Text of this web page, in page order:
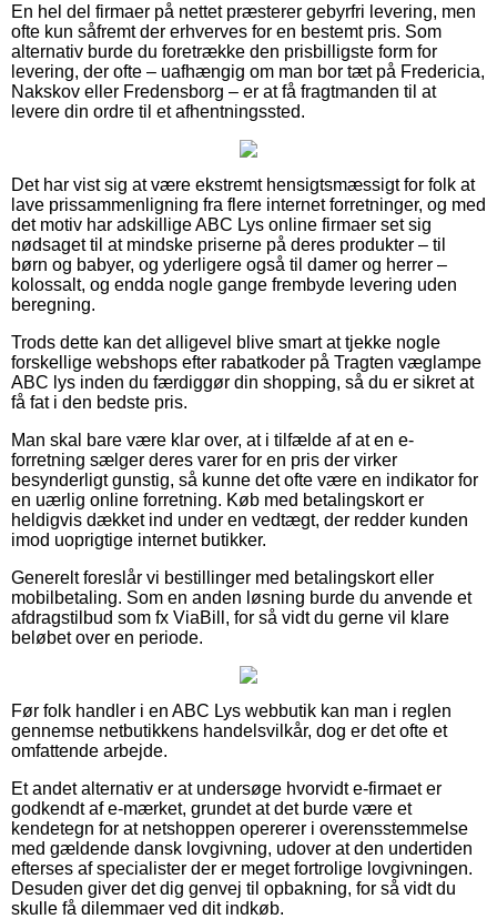
En hel del firmaer på nettet præsterer gebyrfri levering, men
ofte kun såfremt der erhverves for en bestemt pris. Som
alternativ burde du foretrække den prisbilligste form for
levering, der ofte – uafhængig om man bor tæt på Fredericia,
Nakskov eller Fredensborg – er at få fragtmanden til at
levere din ordre til et afhentningssted.
Det har vist sig at være ekstremt hensigtsmæssigt for folk at
lave prissammenligning fra flere internet forretninger, og med
det motiv har adskillige ABC Lys online firmaer set sig
nødsaget til at mindske priserne på deres produkter – til
børn og babyer, og yderligere også til damer og herrer –
kolossalt, og endda nogle gange frembyde levering uden
beregning.
Trods dette kan det alligevel blive smart at tjekke nogle
forskellige webshops efter rabatkoder på Tragten væglampe
ABC lys inden du færdiggør din shopping, så du er sikret at
få fat i den bedste pris.
Man skal bare være klar over, at i tilfælde af at en e-
forretning sælger deres varer for en pris der virker
besynderligt gunstig, så kunne det ofte være en indikator for
en uærlig online forretning. Køb med betalingskort er
heldigvis dækket ind under en vedtægt, der redder kunden
imod uoprigtige internet butikker.
Generelt foreslår vi bestillinger med betalingskort eller
mobilbetaling. Som en anden løsning burde du anvende et
afdragstilbud som fx ViaBill, for så vidt du gerne vil klare
beløbet over en periode.
Før folk handler i en ABC Lys webbutik kan man i reglen
gennemse netbutikkens handelsvilkår, dog er det ofte et
omfattende arbejde.
Et andet alternativ er at undersøge hvorvidt e-firmaet er
godkendt af e-mærket, grundet at det burde være et
kendetegn for at netshoppen opererer i overensstemmelse
med gældende dansk lovgivning, udover at den undertiden
efterses af specialister der er meget fortrolige lovgivningen.
Desuden giver det dig genvej til opbakning, for så vidt du
skulle få dilemmaer ved dit indkøb.